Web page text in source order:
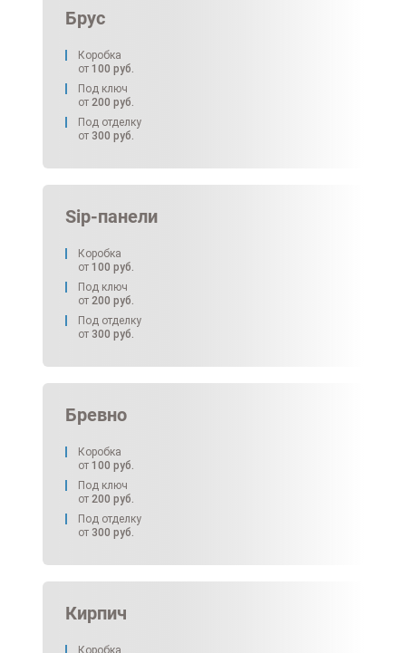
Брус
Коробка
от 100 руб.
Под ключ
от 200 руб.
Под отделку
от 300 руб.
Sip-панели
Коробка
от 100 руб.
Под ключ
от 200 руб.
Под отделку
от 300 руб.
Бревно
Коробка
от 100 руб.
Под ключ
от 200 руб.
Под отделку
от 300 руб.
Кирпич
Коробка